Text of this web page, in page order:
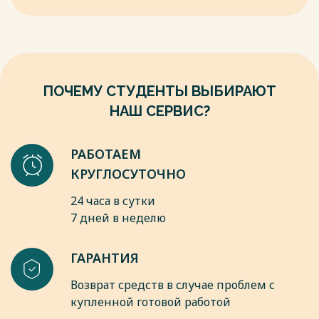
организацией, удостоверяющий наличие в организации-
расчёту, а также на снятие наличных денег со счёта .
овердрафтом и кредитных карт клиентам»
Весь текст будет доступен
ПОЧЕМУ СТУДЕНТЫ ВЫБИРАЮТ
НАШ СЕРВИС?
РАБОТАЕМ
КРУГЛОСУТОЧНО
24 часа в сутки
7 дней в неделю
ГАРАНТИЯ
Возврат средств в случае проблем с
купленной готовой работой